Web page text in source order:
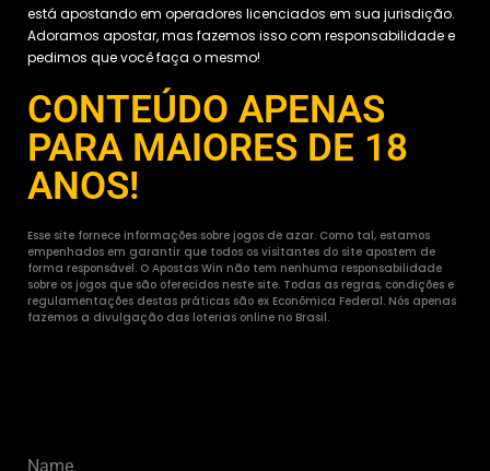
está apostando em operadores licenciados em sua jurisdição.
Adoramos apostar, mas fazemos isso com responsabilidade e
pedimos que você faça o mesmo!
CONTEÚDO APENAS
PARA MAIORES DE 18
ANOS!
Esse site fornece informações sobre jogos de azar. Como tal, estamos
empenhados em garantir que todos os visitantes do site apostem de
forma responsável. O Apostas Win não tem nenhuma responsabilidade
sobre os jogos que são oferecidos neste site. Todas as regras, condições e
regulamentações destas práticas são ex Econômica Federal. Nós apenas
fazemos a divulgação das loterias online no Brasil.
Name